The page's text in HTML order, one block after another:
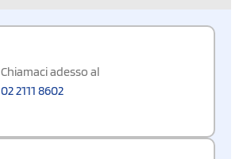
Chiamaci adesso al
02 2111 8602